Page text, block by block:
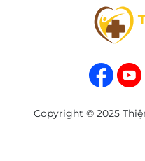
Copyright © 2025